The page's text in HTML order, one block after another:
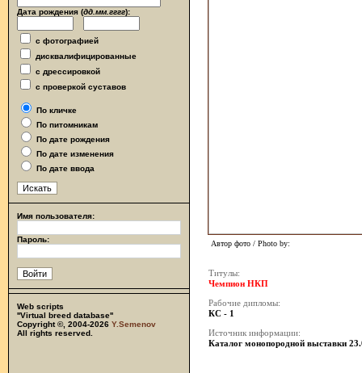
Дата рождения (дд.мм.гггг):
с фотографией
дисквалифицированные
с дрессировкой
с проверкой суставов
По кличке
По питомникам
По дате рождения
По дате изменения
По дате ввода
Имя пользователя:
Пароль:
Web scripts
''Virtual breed database''
Copyright ©, 2004-2026 Y.Semenov
All rights reserved.
Автор фото / Photo by:
Титулы:
Чемпион НКП
Рабочие дипломы:
КС - 1
Источник информации:
Каталог монопородной выставки